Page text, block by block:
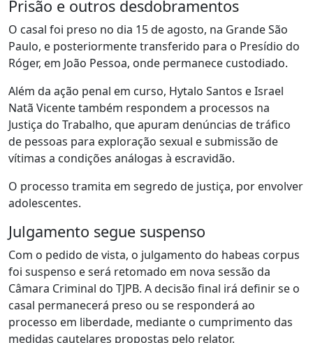
Prisão e outros desdobramentos
O casal foi preso no dia 15 de agosto, na Grande São
Paulo, e posteriormente transferido para o Presídio do
Róger, em João Pessoa, onde permanece custodiado.
Além da ação penal em curso, Hytalo Santos e Israel
Natã Vicente também respondem a processos na
Justiça do Trabalho, que apuram denúncias de tráfico
de pessoas para exploração sexual e submissão de
vítimas a condições análogas à escravidão.
O processo tramita em segredo de justiça, por envolver
adolescentes.
Julgamento segue suspenso
Com o pedido de vista, o julgamento do habeas corpus
foi suspenso e será retomado em nova sessão da
Câmara Criminal do TJPB. A decisão final irá definir se o
casal permanecerá preso ou se responderá ao
processo em liberdade, mediante o cumprimento das
medidas cautelares propostas pelo relator.